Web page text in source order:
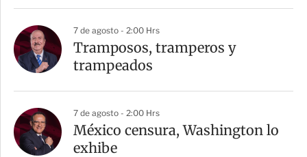
7 de agosto - 2:00 Hrs
Tramposos, tramperos y
trampeados
7 de agosto - 2:00 Hrs
México censura, Washington lo
exhibe